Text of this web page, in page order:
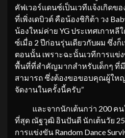
คัฟเวอร์แดนซ์เป็นเวทีแจ้งเกิดข
ที่เพิ่งเดบิวต์ คือน้องชิกิต้า วง
น้องใหม่ค่าย YG ประเทศเกาหลี
ซ์เมื่อ 2 ปีก่อนรุ่นเดียวกับผม ซึ่ง
ตอนนั้น เพราะฉะนั้นเวทีการแข่
พื้นที่ที่สำคัญมากสำหรับเด็กๆ ที่
สามารถ ซึ่งต้องขอขอบคุณผู้ใ
จัดงานในครั้งนี้ครับ”
และจากนักเต้นกว่า 200 คน
ที่สุด ณัฐวุฒิ อินปันตี นักเต้นวัย
การแข่งขัน Random Dance